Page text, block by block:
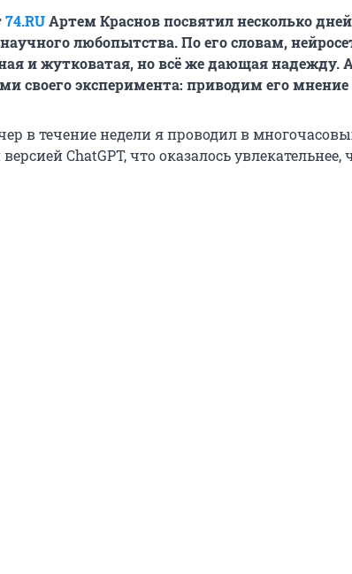
74.RUАртем Краснов посвятил несколько
научного любопытства. По его словам,
и жутковатая, но всё же дающая надежду.
своего эксперимента: приводим его мнение
в течение недели я проводил в
ChatGPT, что оказалось